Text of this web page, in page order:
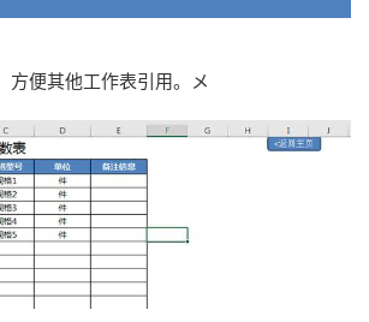
方便其他工作表引用。メ